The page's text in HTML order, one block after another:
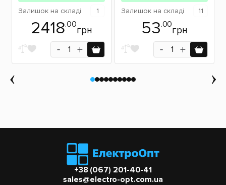
Залишок на складі 1
2418.00
грн
Залишок на складі 11
53.00
грн
+38 (067) 201-40-41
sales@electro-opt.com.ua